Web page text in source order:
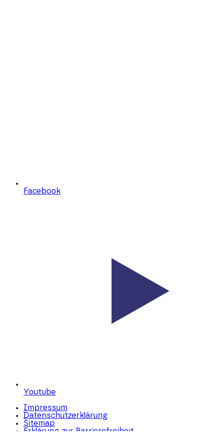
Facebook
Youtube
Impressum
Datenschutzerklärung
Sitemap
Erklärung zur Barrierefreiheit